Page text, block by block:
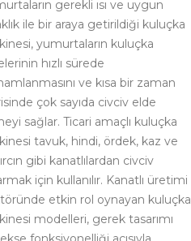
gerekli ısı ve uygun
ile bir araya getirildiği kuluçka
yumurtaların kuluçka
hızlı sürede
ve kısa bir zaman
çok sayıda civciv elde
sağlar. Ticari amaçlı kuluçka
tavuk, hindi, ördek, kaz ve
gibi kanatlılardan civciv
için kullanılır. Kanatlı üretimi
etkin rol oynayan kuluçka
modelleri, gerek tasarımı